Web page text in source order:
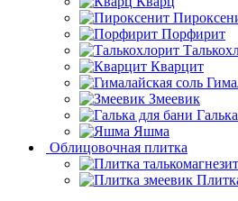
Порфирит
Кварцит
Змеевик
Яшма
Облицовочная плитка